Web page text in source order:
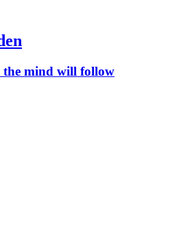
mind will follow